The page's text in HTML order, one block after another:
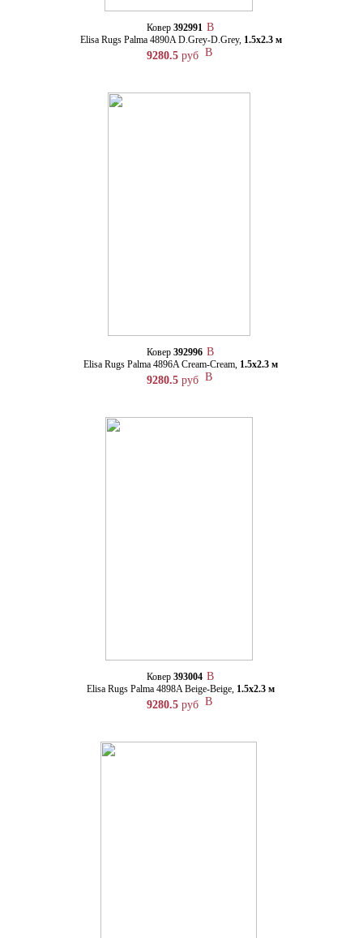
Ковер 392991
Elisa Rugs Palma 4890A D.Grey-D.Grey, 1.5х2.3 м
9280.5 руб
Ковер 392996
Elisa Rugs Palma 4896A Cream-Cream, 1.5х2.3 м
9280.5 руб
Ковер 393004
Elisa Rugs Palma 4898A Beige-Beige, 1.5х2.3 м
9280.5 руб